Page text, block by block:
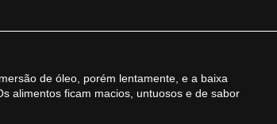
de óleo, porém lentamente, e a baixa
alimentos ficam macios, untuosos e de sabor